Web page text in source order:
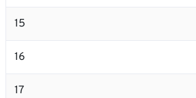
15
16
17